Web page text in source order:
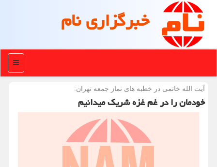
خبرگزاری نام
منو
آیت الله خاتمی در خطبه های نماز جمعه تهران:
خودمان را در غم غزه شریک میدانیم